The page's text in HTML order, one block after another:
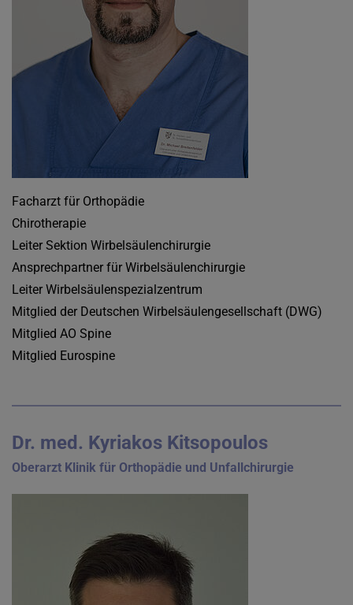
Facharzt für Orthopädie
Chirotherapie
Leiter Sektion Wirbelsäulenchirurgie
Ansprechpartner für Wirbelsäulenchirurgie
Leiter Wirbelsäulenspezialzentrum
Mitglied der Deutschen Wirbelsäulengesellschaft (DWG)
Mitglied AO Spine
Mitglied Eurospine
Dr. med. Kyriakos Kitsopoulos
Oberarzt Klinik für Orthopädie und Unfallchirurgie